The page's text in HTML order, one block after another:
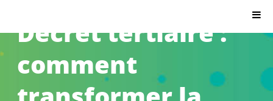
Décret tertiaire :
comment